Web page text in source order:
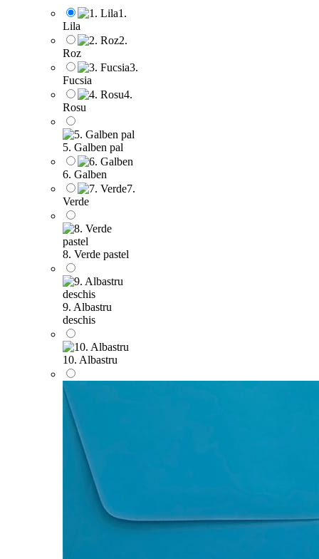
1.
Lila
2.
Roz
3.
Fucsia
4.
Rosu
5. Galben pal
6. Galben
7.
Verde
8. Verde pastel
9. Albastru
deschis
10. Albastru